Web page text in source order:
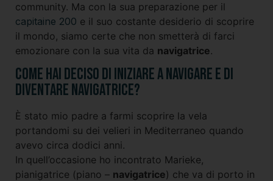
community. Ma con la sua preparazione per il
capitaine 200 e il suo costante desiderio di scoprire
il mondo, siamo certe che non smetterà di farci
emozionare con la sua vita da navigatrice.
Come hai deciso di iniziare a navigare e di
diventare navigatrice?
È stato mio padre a farmi scoprire la vela
portandomi su dei velieri in Mediterraneo quando
avevo circa dodici anni.
In quell’occasione ho incontrato Marieke,
pianigatrice (piano – navigatrice) che va di porto in